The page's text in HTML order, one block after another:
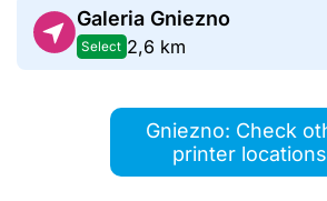
Galeria Gniezno
Select 2,6 km
Gniezno: Check
printer locations